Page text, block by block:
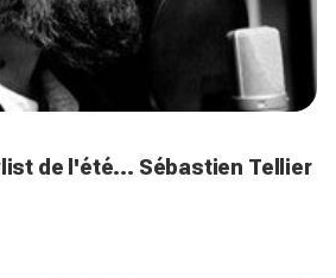
de l'été... Sébastien Tellier